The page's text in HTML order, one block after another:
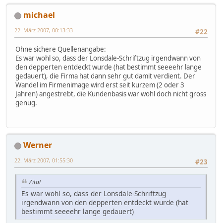
michael
#22
22. März 2007, 00:13:33
Ohne sichere Quellenangabe:
Es war wohl so, dass der Lonsdale-Schriftzug irgendwann von
den depperten entdeckt wurde (hat bestimmt seeeehr lange
gedauert), die Firma hat dann sehr gut damit verdient. Der
Wandel im Firmenimage wird erst seit kurzem (2 oder 3
Jahren) angestrebt, die Kundenbasis war wohl doch nicht gross
genug.
Werner
#23
22. März 2007, 01:55:30
Zitat
Es war wohl so, dass der Lonsdale-Schriftzug
irgendwann von den depperten entdeckt wurde (hat
bestimmt seeeehr lange gedauert)